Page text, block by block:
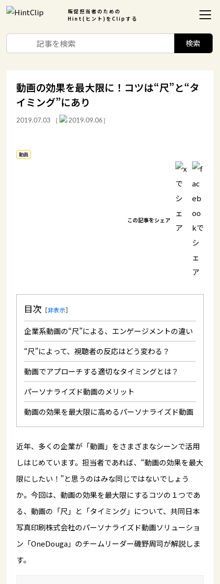
販促担当者のための
Hint(ヒント)をClipする
動画の効果を最大限に！コツは“尺”と“タ
イミング”にあり
2019.07.03 ［ 2019.09.06］
動画
この記事をシェア
目次 ［非表示］
企業系動画の“尺”による、エンゲージメントの違い
“尺”によって、視聴者の反応はどう変わる？
動画でアプローチする適切なタイミングとは？
パーソナライズド動画のメリット
動画の効果を最大限に高めるパーソナライズド動画
近年、多くの企業が「動画」をさまざまなシーンで活用
しはじめています。担当者であれば、“動画の効果を最大
限にしたい！”と思うのはみな同じではないでしょう
か。今回は、動画の効果を最大限にするコツの１つであ
る、動画の「尺」と「タイミング」について、共同日本
写真印刷株式会社のパーソナライズド動画ソリューショ
ン「OneDouga」のチームリーダー磯野周司が解説しま
す。